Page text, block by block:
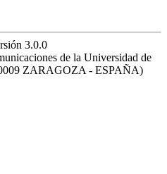
3.0.0
de la Universidad de
ZARAGOZA - ESPAÑA)